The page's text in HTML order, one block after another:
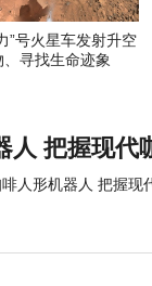
”号火星车发射升空
寻找生命迹象
人 把握现代
人形机器人 把握现